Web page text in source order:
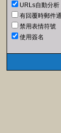
URLs自動分析
有回覆時郵件
禁用表情符號
使用簽名